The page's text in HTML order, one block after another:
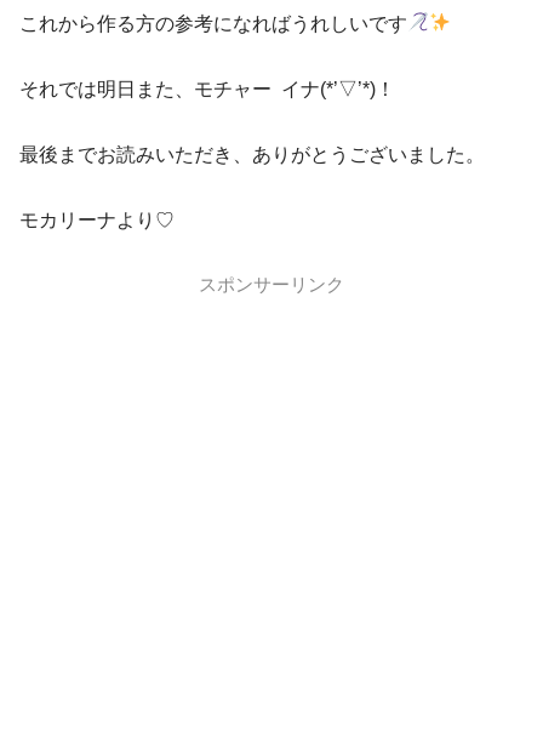
これから作る方の参考になればうれしいです
それでは明日また、モチャー イナ(*’▽’*)！
最後までお読みいただき、ありがとうございました。
モカリーナより♡
スポンサーリンク